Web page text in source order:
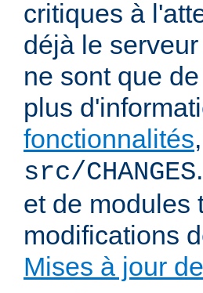
critiques à
déjà le
ne sont que
plus
fonctionnalités
src/CHANGES
et de modules
modifications
Mises à jour